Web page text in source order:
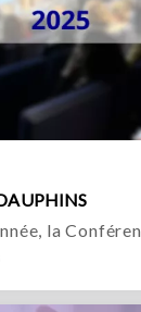
la